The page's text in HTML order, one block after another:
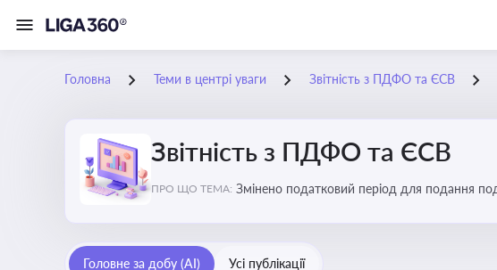
Головна Теми в центрі уваги Звітність з ПДФО та ЄСВ
Звітність з ПДФО та ЄСВ
ПРО ЩО ТЕМА: Змінено податковий період для подання
Головне за добу (AI) Усі публікації